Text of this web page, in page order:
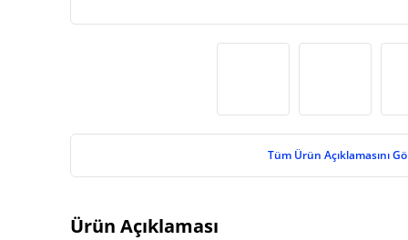
Tüm Ürün Açıklamasını
Ürün Açıklaması